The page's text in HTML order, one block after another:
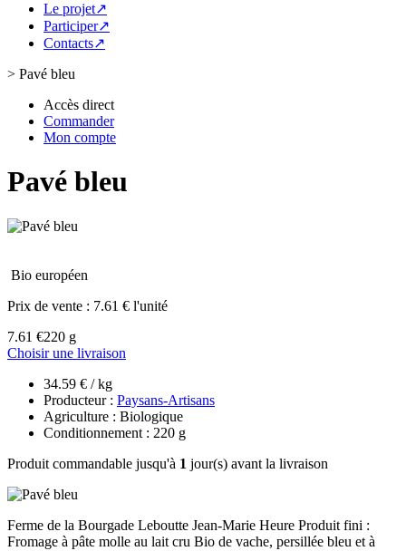
Le projet↗
Participer↗
Contacts↗
> Pavé bleu
Accès direct
Commander
Mon compte
Pavé bleu
Bio européen
Prix de vente : 7.61 € l'unité
7.61 €220 g
Choisir une livraison
34.59 € / kg
Producteur : Paysans-Artisans
Agriculture : Biologique
Conditionnement : 220 g
Produit commandable jusqu'à 1 jour(s) avant la livraison
Ferme de la Bourgade Leboutte Jean-Marie Heure Produit fini :
Fromage à pâte molle au lait cru Bio de vache, persillée bleu et à